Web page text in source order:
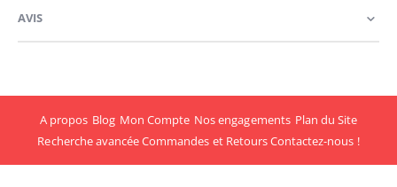
AVIS
A propos Blog Mon Compte Nos engagements Plan du Site
Recherche avancéeCommandes et RetoursContactez-nous !